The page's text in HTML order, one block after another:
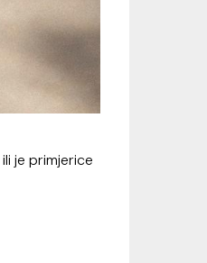
ili je primjerice